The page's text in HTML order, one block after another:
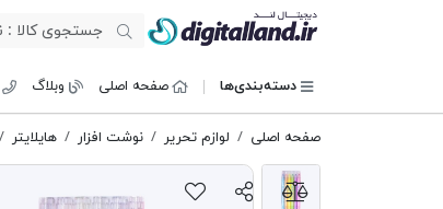
دسته‌بندی‌ها صفحه اصلی وبلاگ
صفحه اصلی لوازم تحریر نوشت افزار هایلایتر